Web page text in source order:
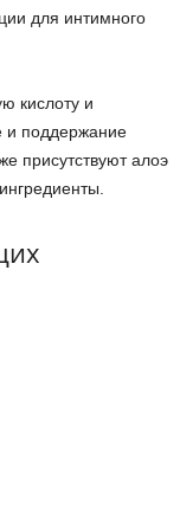
для интимного
кислоту и
и поддержание
присутствуют алоэ